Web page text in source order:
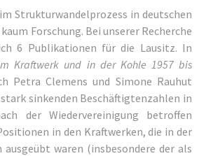
Strukturwandelprozess in deutschen
Forschung. Bei unserer Recherche
6 Publikationen für die Lausitz. In
Kraftwerk und in der Kohle 1957 bis
Petra Clemens und Simone Rauhut
sinkenden Beschäftigtenzahlen in
der Wiedervereinigung betroffen
in den Kraftwerken, die in der
ausgeübt waren (insbesondere der als